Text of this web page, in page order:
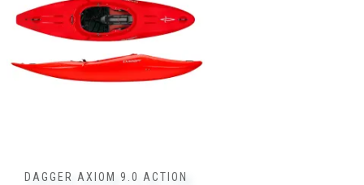
DAGGER AXIOM 9.0 ACTION
Varianten
auf.
können